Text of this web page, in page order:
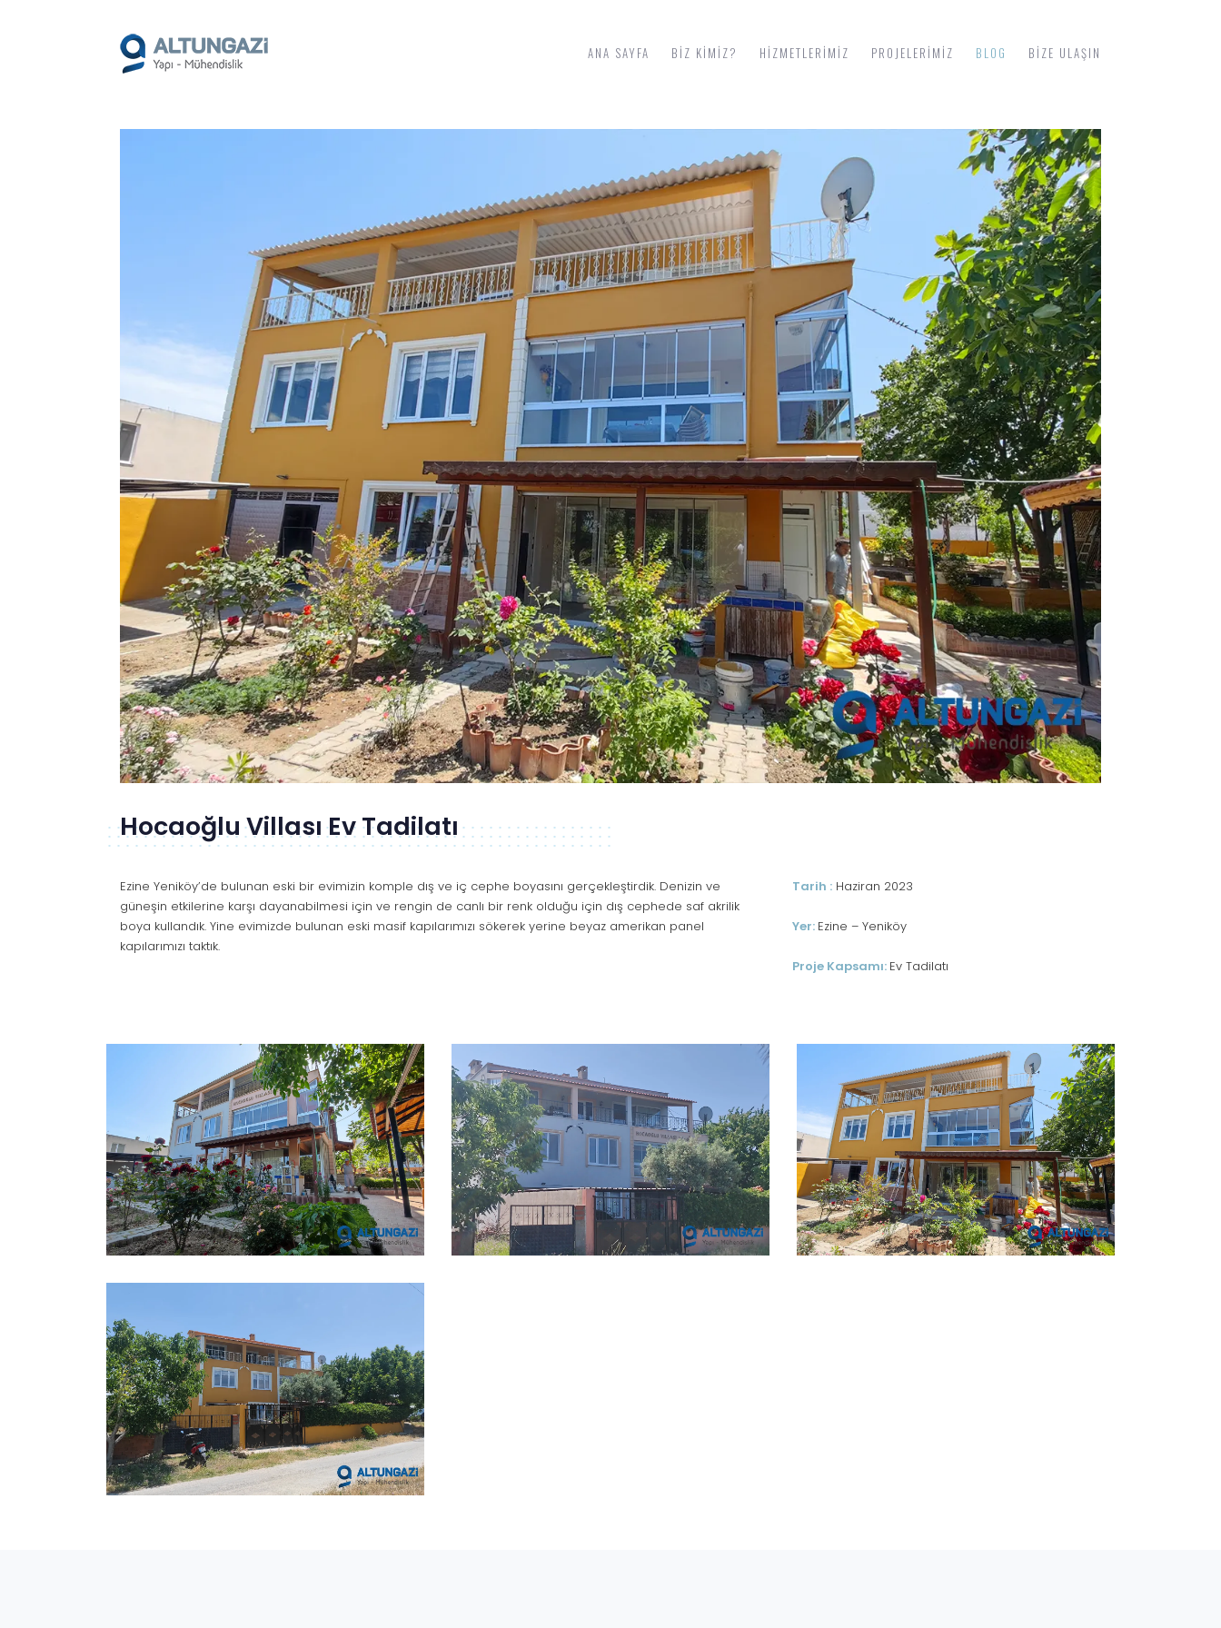
ANA SAYFA BIZ KIMIZ? HIZMETLERIMIZ PROJELERIMIZ BLOG BIZE ULAŞIN
Hocaoğlu Villası Ev Tadilatı
Ezine Yeniköy’de bulunan eski bir evimizin komple dış ve iç cephe boyasını gerçekleştirdik. Denizin ve
güneşin etkilerine karşı dayanabilmesi için ve rengin de canlı bir renk olduğu için dış cephede saf akrilik
boya kullandık. Yine evimizde bulunan eski masif kapılarımızı sökerek yerine beyaz amerikan panel
kapılarımızı taktık.
Tarih : Haziran 2023
Yer: Ezine – Yeniköy
Proje Kapsamı: Ev Tadilatı